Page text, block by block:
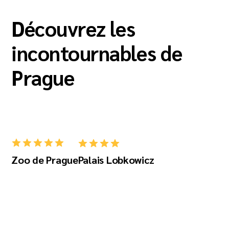
Découvrez les
incontournables de
Prague
Zoo de PraguePalais Lobkowicz